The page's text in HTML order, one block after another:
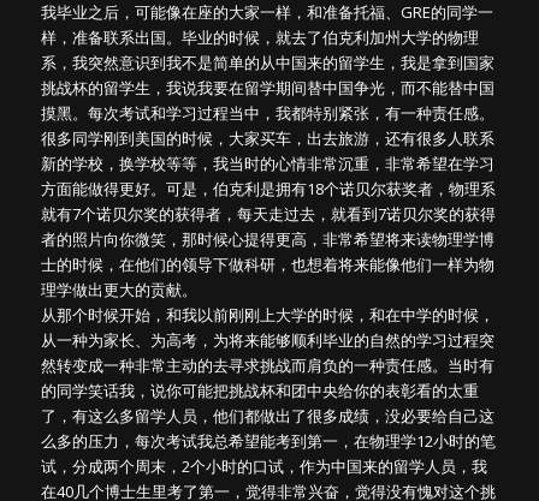
我毕业之后，可能像在座的大家一样，和准备托福、GRE的同学一
样，准备联系出国。毕业的时候，就去了伯克利加州大学的物理
系，我突然意识到我不是简单的从中国来的留学生，我是拿到国家
挑战杯的留学生，我说我要在留学期间替中国争光，而不能替中国
摸黑。每次考试和学习过程当中，我都特别紧张，有一种责任感。
很多同学刚到美国的时候，大家买车，出去旅游，还有很多人联系
新的学校，换学校等等，我当时的心情非常沉重，非常希望在学习
方面能做得更好。可是，伯克利是拥有18个诺贝尔获奖者，物理系
就有7个诺贝尔奖的获得者，每天走过去，就看到7诺贝尔奖的获得
者的照片向你微笑，那时候心提得更高，非常希望将来读物理学博
士的时候，在他们的领导下做科研，也想着将来能像他们一样为物
理学做出更大的贡献。
从那个时候开始，和我以前刚刚上大学的时候，和在中学的时候，
从一种为家长、为高考，为将来能够顺利毕业的自然的学习过程突
然转变成一种非常主动的去寻求挑战而肩负的一种责任感。当时有
的同学笑话我，说你可能把挑战杯和团中央给你的表彰看的太重
了，有这么多留学人员，他们都做出了很多成绩，没必要给自己这
么多的压力，每次考试我总希望能考到第一，在物理学12小时的笔
试，分成两个周末，2个小时的口试，作为中国来的留学人员，我
在40几个博士生里考了第一，觉得非常兴奋，觉得没有愧对这个挑